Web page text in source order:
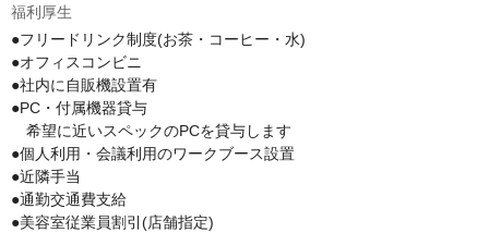
福利厚生
●フリードリンク制度(お茶・コーヒー・水)
●オフィスコンビニ
●社内に自販機設置有
●PC・付属機器貸与
希望に近いスペックのPCを貸与します
●個人利用・会議利用のワークブース設置
●近隣手当
●通勤交通費支給
●美容室従業員割引(店舗指定)